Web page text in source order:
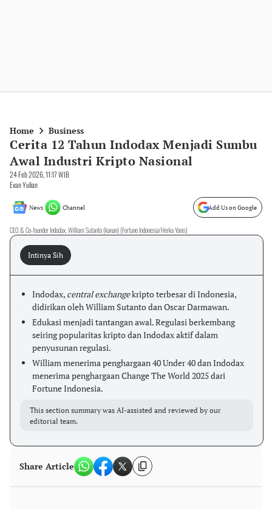
Home Business
Cerita 12 Tahun Indodax Menjadi Sumbu
Awal Industri Kripto Nasional
24 Feb 2026, 11:17 WIB
Evan Yulian
News Channel Add Us on Google
CEO & Co-founder Indodax, William Sutanto (kanan) (Fortune Indonesia/Herka Yanis)
Intinya Sih
Indodax, central exchangekripto terbesar di Indonesia,
didirikan oleh William Sutanto dan Oscar Darmawan.
Edukasi menjadi tantangan awal. Regulasi berkembang
seiring popularitas kripto dan Indodax aktif dalam
penyusunan regulasi.
William menerima penghargaan 40 Under 40 dan Indodax
menerima penghargaan Change The World 2025 dari
Fortune Indonesia.
This section summary was AI-assisted and reviewed by our
editorial team.
Share Article